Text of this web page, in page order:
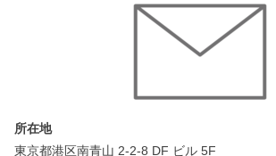
所在地
東京都港区南青山 2-2-8 DF ビル 5F